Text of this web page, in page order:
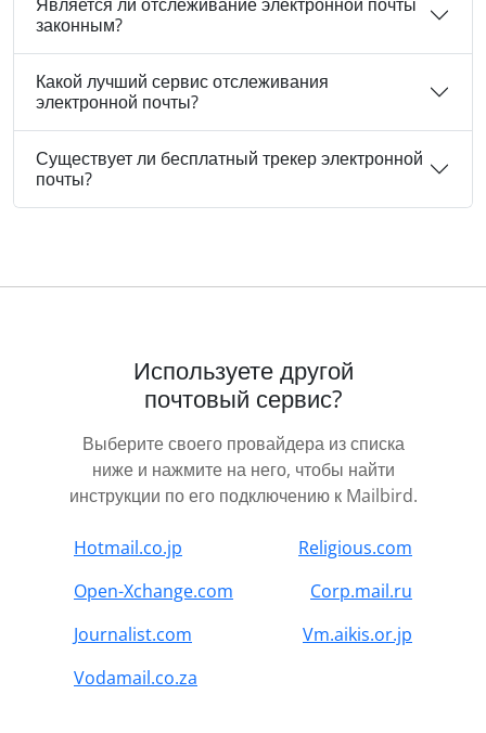
Является ли отслеживание электронной почты
законным?
Какой лучший сервис отслеживания
электронной почты?
Существует ли бесплатный трекер электронной
почты?
Используете другой
почтовый сервис?
Выберите своего провайдера из списка
ниже и нажмите на него, чтобы найти
инструкции по его подключению к Mailbird.
Hotmail.co.jp
Religious.com
Open-Xchange.com
Corp.mail.ru
Journalist.com
Vm.aikis.or.jp
Vodamail.co.za